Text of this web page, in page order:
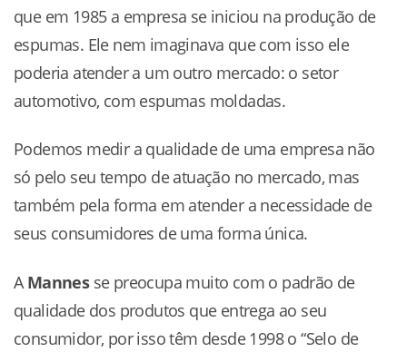
que em 1985 a empresa se iniciou na produção de
espumas. Ele nem imaginava que com isso ele
poderia atender a um outro mercado: o setor
automotivo, com espumas moldadas.
Podemos medir a qualidade de uma empresa não
só pelo seu tempo de atuação no mercado, mas
também pela forma em atender a necessidade de
seus consumidores de uma forma única.
A Mannesse preocupa muito com o padrão de
qualidade dos produtos que entrega ao seu
consumidor, por isso têm desde 1998 o “Selo de